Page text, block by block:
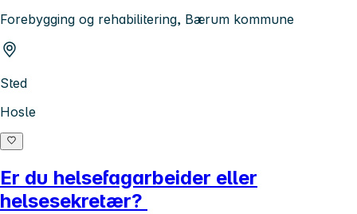
Forebygging og rehabilitering, Bærum kommune
Sted
Hosle
Er du helsefagarbeider eller
helsesekretær?